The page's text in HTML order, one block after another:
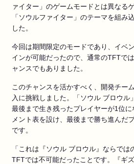
ァイター」のゲームモードとは異なる
「ソウルファイター」のテーマを組み
した。
今回は期間限定のモードであり、イベ
インが可能だったので、通常のTFTで
ャンスでもありました。
このチャンスを活かすべく、開発チー
入に挑戦しました。「ソウル ブロウル
最後まで生き残ったプレイヤーが1位
メント表を設け、最後まで勝ち進んだ
です。
「これは『ソウル ブロウル』ならで
TFTでは不可能だったことです。『ギ